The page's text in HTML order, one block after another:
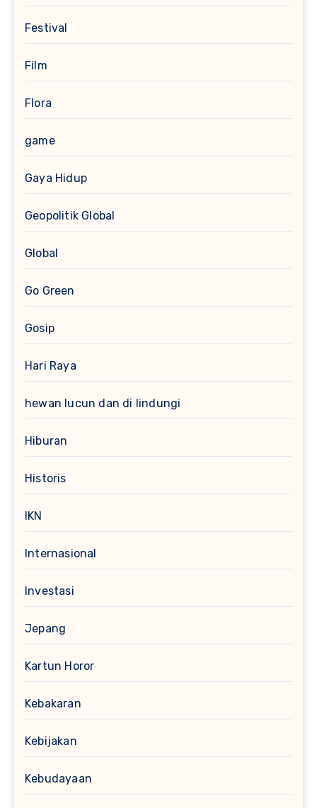
Festival
Film
Flora
game
Gaya Hidup
Geopolitik Global
Global
Go Green
Gosip
Hari Raya
hewan lucun dan di lindungi
Hiburan
Historis
IKN
Internasional
Investasi
Jepang
Kartun Horor
Kebakaran
Kebijakan
Kebudayaan